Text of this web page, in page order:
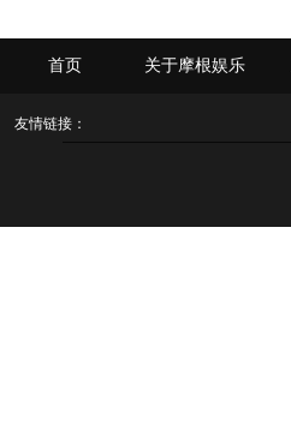
首页 关于摩根娱乐
友情链接：